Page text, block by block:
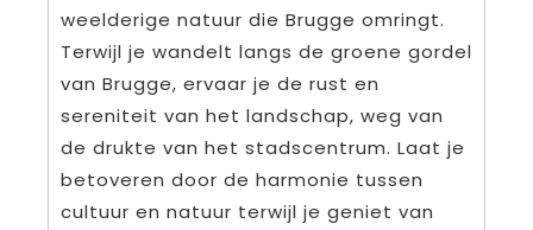
weelderige natuur die Brugge omringt.
Terwijl je wandelt langs de groene gordel
van Brugge, ervaar je de rust en
sereniteit van het landschap, weg van
de drukte van het stadscentrum. Laat je
betoveren door de harmonie tussen
cultuur en natuur terwijl je geniet van